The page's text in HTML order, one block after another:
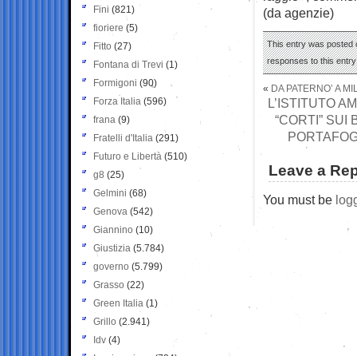
(da agenzie)
This entry was posted
responses to this
« DA PATERNO’ A
L’ISTITUTO
“CORTI” SUI
Leave a
You must be
Fini (821)
fioriere (5)
Fitto (27)
Fontana di Trevi (1)
Formigoni (90)
Forza Italia (596)
frana (9)
Fratelli d'Italia (291)
Futuro e Libertà (510)
g8 (25)
Gelmini (68)
Genova (542)
Giannino (10)
Giustizia (5.784)
governo (5.799)
Grasso (22)
Green Italia (1)
Grillo (2.941)
Idv (4)